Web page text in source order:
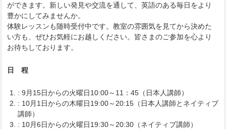
ができます。新しい発見や交流を通して、英語のある毎日をより
豊かにしてみませんか。
体験レッスンも随時受付中です。教室の雰囲気を見てから決めた
い方も、ぜひお気軽にお越しください。皆さまのご参加を心より
お待ちしております。
日 程
: 9月15日からの火曜日10:00～11：45（日本人講師）
: 10月1日からの木曜日19:00～20:15（日本人講師とネイティブ
講師）
: 10月6日からの火曜日19:30～20:30（ネイティブ講師）